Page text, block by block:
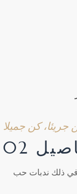
جريئا، كن جميلا
02
في ذلك ندبات حب